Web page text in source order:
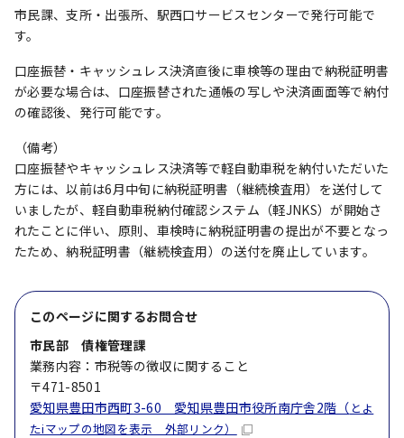
市民課、支所・出張所、駅西口サービスセンターで発行可能で
す。
口座振替・キャッシュレス決済直後に車検等の理由で納税証明書
が必要な場合は、口座振替された通帳の写しや決済画面等で納付
の確認後、発行可能です。
（備考）
口座振替やキャッシュレス決済等で軽自動車税を納付いただいた
方には、以前は6月中旬に納税証明書（継続検査用）を送付して
いましたが、軽自動車税納付確認システム（軽JNKS）が開始さ
れたことに伴い、原則、車検時に納税証明書の提出が不要となっ
たため、納税証明書（継続検査用）の送付を廃止しています。
このページに関するお問合せ
市民部 債権管理課
業務内容：市税等の徴収に関すること
〒471-8501
愛知県豊田市西町3-60 愛知県豊田市役所南庁舎2階（ とよ
たiマップの地図を表示 外部リンク）